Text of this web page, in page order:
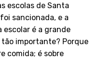
escolas de Santa
sancionada, e a
escolar é a grande
tão importante? Porque
comida; é sobre